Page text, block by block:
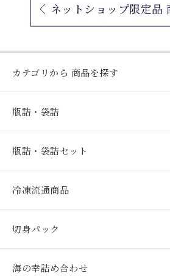
ネットショップ限定品
カテゴリから 商品を探す
瓶詰・袋詰
瓶詰・袋詰セット
冷凍流通商品
切身パック
海の幸詰め合わせ